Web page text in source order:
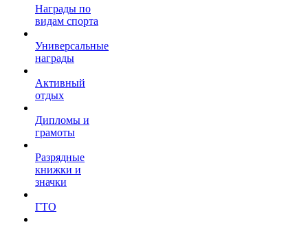
Награды по
видам спорта
Универсальные
награды
Активный
отдых
Дипломы и
грамоты
Разрядные
книжки и
значки
ГТО